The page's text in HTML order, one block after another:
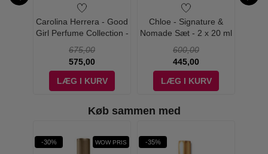
Carolina Herrera - Good
Girl Perfume Collection -
675,00
575,00
LÆG I KURV
Chloe - Signature &
Nomade Sæt - 2 x 20 ml
600,00
445,00
LÆG I KURV
Køb sammen med
-30% WOW PRIS -35%